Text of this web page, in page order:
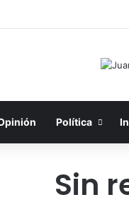
Política
Sin